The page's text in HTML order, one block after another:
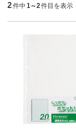
2件中 1～2件目を表示